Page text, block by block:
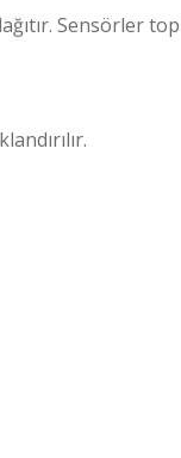
Sensörler